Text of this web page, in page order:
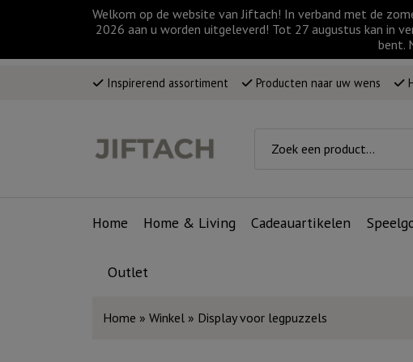
Welkom op de website van Jiftach! In verband met de
2026 aan u worden uitgeleverd! Tot 27 augustus kan in
bent.
Inspirerend assortiment Producten naar uw wens
Home Home & Living Cadeauartikelen
Outlet
Home » Winkel » Display voor legpuzzels